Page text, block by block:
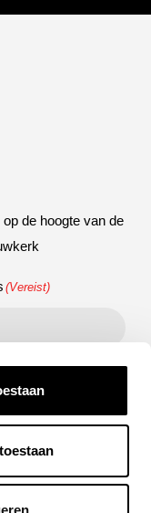
de hoogte van de
(Vereist)